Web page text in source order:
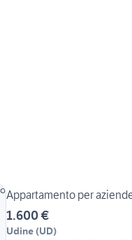
Appartamento per
1.600 €
Udine (UD)